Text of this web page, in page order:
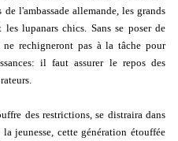
l'ambassade allemande, les grands
lupanars chics. Sans se poser de
rechigneront pas à la tâche pour
il faut assurer le repos des
des restrictions, se distraira dans
jeunesse, cette génération étouffée